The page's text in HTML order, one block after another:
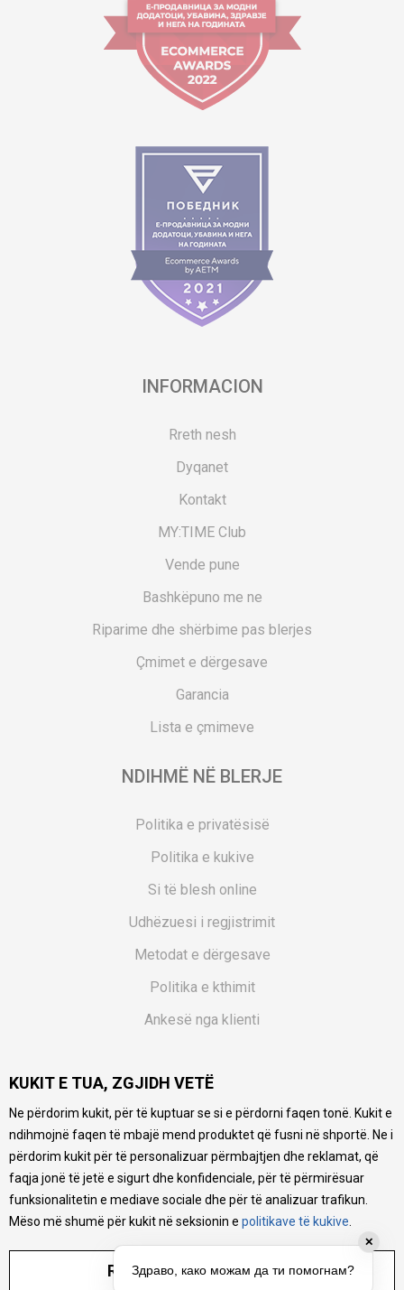
INFORMACION
Rreth nesh
Dyqanet
Kontakt
MY:TIME Club
Vende pune
Bashkëpuno me ne
Riparime dhe shërbime pas blerjes
Çmimet e dërgesave
Garancia
Lista e çmimeve
NDIHMË NË BLERJE
Politika e privatësisë
Politika e kukive
Si të blesh online
Udhëzuesi i regjistrimit
Metodat e dërgesave
Politika e kthimit
Ankesë nga klienti
Pyetjet më të shpeshta
Ne bëjmë çmos që të ofrojmë një përshkrim sa më të saktë
të produkteve tona, ofrojmë edhe foto e çmimin, por nuk
mund të garantojmë që informacioni është i plotë e pa
gabime. Të gjitha produktet janë pjesë e portfolios sonë, por
kjo nuk do të thotë se janë në gjendje në çdo çast.
KUKIT E TUA, ZGJIDH VETË
Ne përdorim kukit, për të kuptuar se si e përdorni faqen tonë. Kukit e
ndihmojnë faqen të mbajë mend produktet që fusni në shportë. Ne i
përdorim kukit për të personalizuar përmbajtjen dhe reklamat, që
faqja jonë të jetë e sigurt dhe konfidenciale, për të përmirësuar
funksionalitetin e mediave sociale dhe për të analizuar trafikun.
Mëso më shumë për kukit në seksionin e politikave të kukive
RREGULLO PARAMETRAT
✕
Здраво, како можам да ти помогнам?